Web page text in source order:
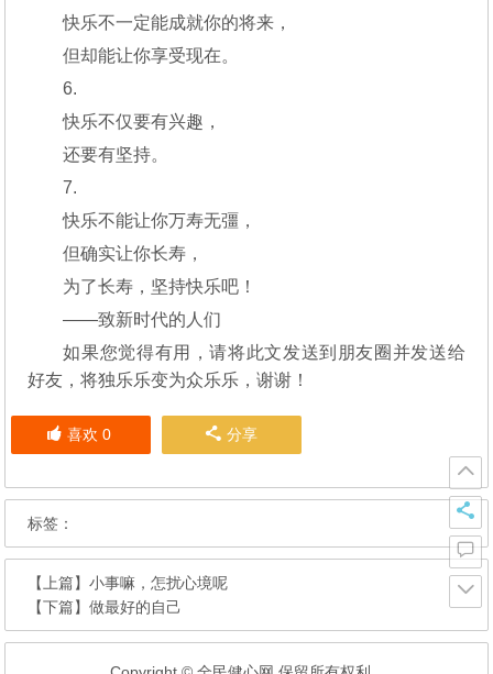
快乐不一定能成就你的将来，
但却能让你享受现在。
6.
快乐不仅要有兴趣，
还要有坚持。
7.
快乐不能让你万寿无彊，
但确实让你长寿，
为了长寿，坚持快乐吧！
——致新时代的人们
如果您觉得有用，请将此文发送到朋友圈并发送给
好友，将独乐乐变为众乐乐，谢谢！
喜欢 0 分享
标签：
【上篇】小事嘛，怎扰心境呢
【下篇】做最好的自己